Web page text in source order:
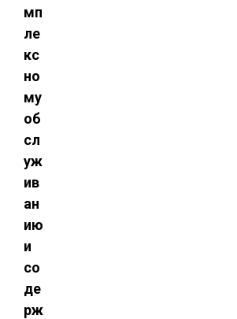
мп
ле
кс
но
му
об
сл
уж
ив
ан
ию
и
со
де
рж